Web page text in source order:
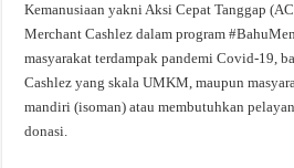
Kemanusiaan yakni Aksi Cepat Tanggap
Merchant Cashlez dalam program
masyarakat terdampak pandemi Covid-19,
Cashlez yang skala UMKM, maupun
mandiri (isoman) atau membutuhkan
donasi.